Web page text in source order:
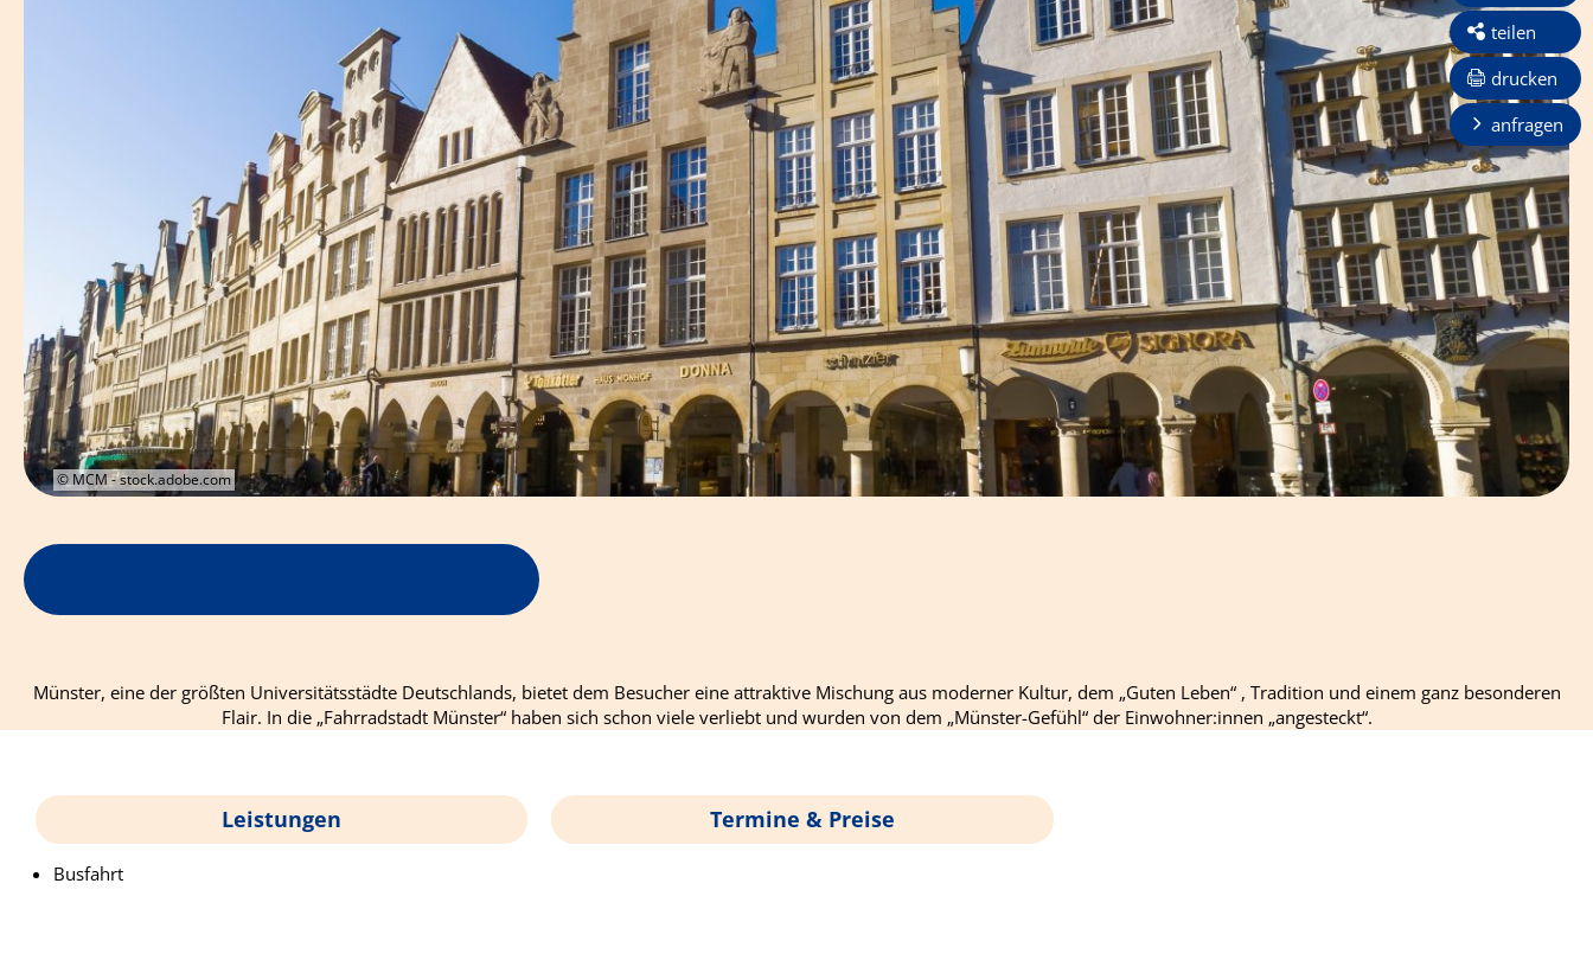
© MCM - stock.adobe.com
teilen
drucken
anfragen
Münster, eine der größten Universitätsstädte Deutschlands, bietet dem Besucher eine attraktive Mischung aus moderner Kultur, dem „Guten Leben“ , Tradition und einem ganz besonderen
Flair. In die „Fahrradstadt Münster“ haben sich schon viele verliebt und wurden von dem „Münster-Gefühl“ der Einwohner:innen „angesteckt“.
Leistungen
Busfahrt
Termine & Preise